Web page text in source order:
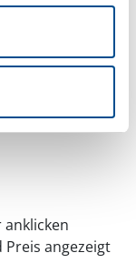
gegeben
anklicken
angezeigt